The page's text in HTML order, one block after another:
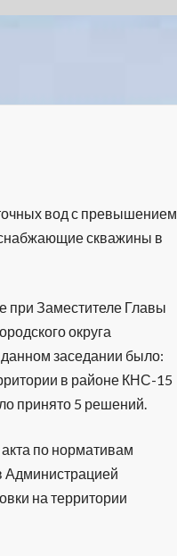
вод с превышением
скважины в
при Заместителе Главы
округа
заседании было:
в районе КНС-15
принято 5 решений.
по нормативам
Администрацией
на территории